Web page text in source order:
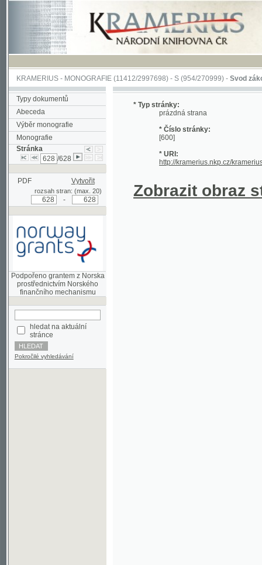
KRAMERIUS-MONOGRAFIE(11412/2997698) -S (954/270999)-Svod zákonův
Typy dokumentů
Abeceda
Výběr monografie
Monografie
Stránka
/628
PDF Vytvořit
rozsah stran: (max. 20)
Podpořeno grantem z Norska
prostřednictvím Norského
hledat na aktuální
stránce
Pokročilé vyhledávání
* Typ stránky:
prázdná strana
* Číslo stránky:
* URI: